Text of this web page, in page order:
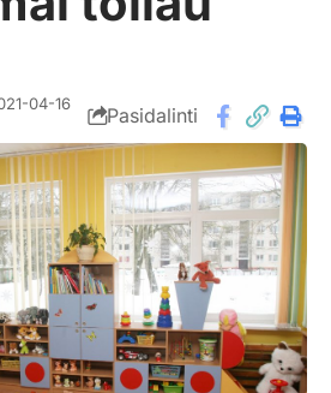
04-16
Pasidalinti